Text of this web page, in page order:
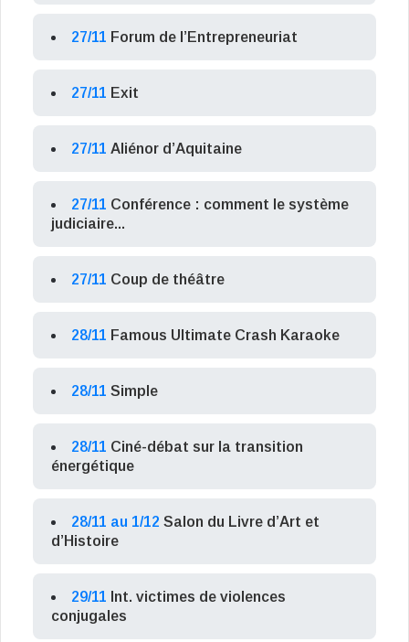
27/11 Forum de l’Entrepreneuriat
27/11 Exit
27/11 Aliénor d’Aquitaine
27/11 Conférence : comment le système
judiciaire...
27/11 Coup de théâtre
28/11 Famous Ultimate Crash Karaoke
28/11 Simple
28/11 Ciné-débat sur la transition
énergétique
28/11 au 1/12 Salon du Livre d’Art et
d’Histoire
29/11 Int. victimes de violences
conjugales